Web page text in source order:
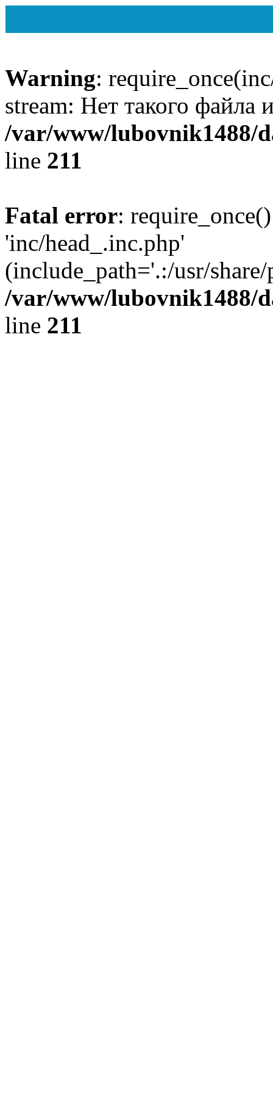
Warning:
stream: Нет такого файла
/var/www/lubovnik1488/
line 211
Fatal error:
'inc/head_.inc.php'
(include_path='.:/usr/
/var/www/lubovnik1488/
line 211